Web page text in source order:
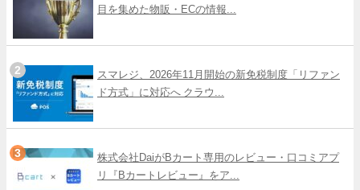
目を集めた物販・ECの情報...
スマレジ、2026年11月開始の新免税制度「リファン
ド方式」に対応へ クラウ...
株式会社DaiがBカート専用のレビュー・口コミアプ
リ『Bカートレビュー』をア...